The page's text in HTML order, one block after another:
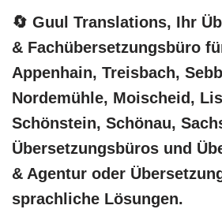
🔄 Guul Translations, Ihr
& Fachübersetzungsbüro
Appenhain, Treisbach,
Nordemühle, Moischeid,
Schönstein, Schönau,
Übersetzungsbüros und
& Agentur oder
sprachliche Lösungen.